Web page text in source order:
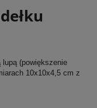
(powiększenie
10x10x4,5 cm z